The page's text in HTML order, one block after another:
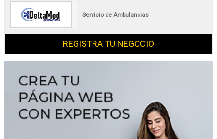
Servicio de Ambulancias
REGISTRA TU NEGOCIO